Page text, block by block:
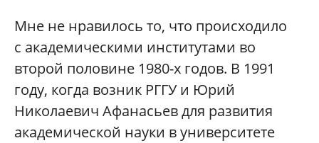
Мне не нравилось то, что происходило
с академическими институтами во
второй половине 1980-х годов. В 1991
году, когда возник РГГУ и Юрий
Николаевич Афанасьев для развития
академической науки в университете